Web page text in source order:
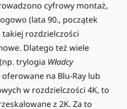
cyfrowy montaż,
(lata 90., początek
takiej rozdzielczości
Dlatego też wiele
trylogia Władcy
na Blu-Ray lub
w rozdzielczości 4K, to
z 2K. Za to